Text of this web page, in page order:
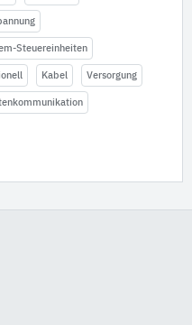
Steuereinheiten
Kabel Versorgung